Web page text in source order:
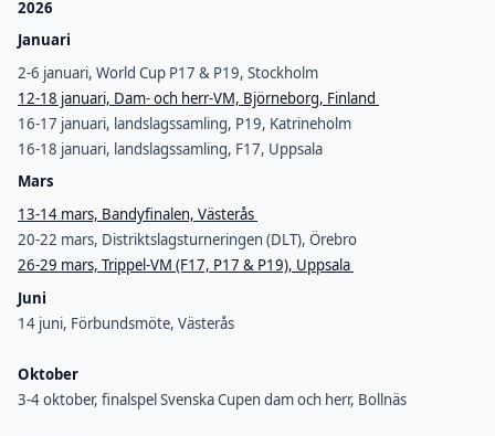
2026
Januari
2-6 januari, World Cup P17 & P19, Stockholm
12-18 januari, Dam- och herr-VM, Björneborg, Finland
16-17 januari, landslagssamling, P19, Katrineholm
16-18 januari, landslagssamling, F17, Uppsala
Mars
13-14 mars, Bandyfinalen, Västerås
20-22 mars, Distriktslagsturneringen (DLT), Örebro
26-29 mars, Trippel-VM (F17, P17 & P19), Uppsala
Juni
14 juni, Förbundsmöte, Västerås
Oktober
3-4 oktober, finalspel Svenska Cupen dam och herr, Bollnäs